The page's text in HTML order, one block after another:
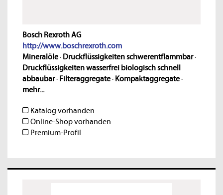
Bosch Rexroth AG
http://www.boschrexroth.com
Mineralöle· Druckflüssigkeiten schwerentflammbar·
Druckflüssigkeiten wasserfrei biologisch schnell
abbaubar· Filteraggregate· Kompaktaggregate·
mehr...
Katalog vorhanden
Online-Shop vorhanden
Premium-Profil